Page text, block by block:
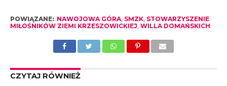
POWIĄZANE: NAWOJOWA GÓRA, SMZK, STOWARZYSZENIE
MIŁOŚNIKÓW ZIEMI KRZESZOWICKIEJ WILLA DOMAŃSKICH
CZYTAJ RÓWNIEŻ